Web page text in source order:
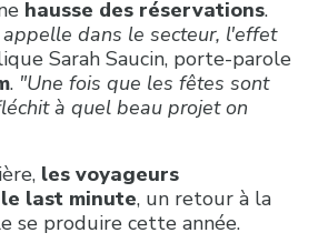
hausse des réservations.
dans le secteur, l'effet
Sarah Saucin, porte-parole
. "Une fois que les fêtes sont
à quel beau projet on
les voyageurs
last minute, un retour à la
se produire cette année.